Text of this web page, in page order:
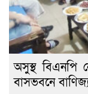
অসুস্থ বিএনপি
বাসভবনে